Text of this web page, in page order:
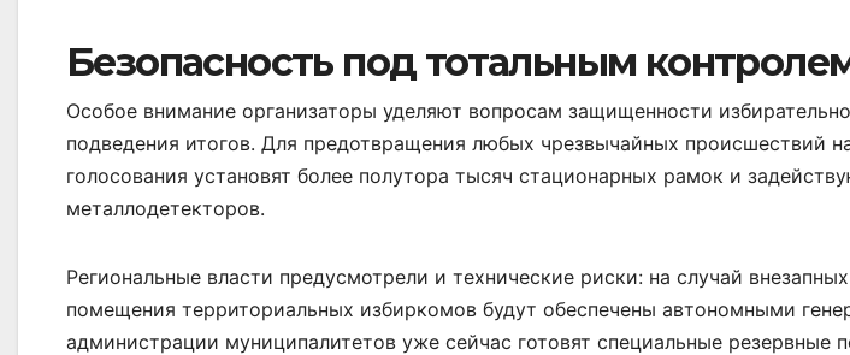
Безопасность под тотальным
Особое внимание организаторы уделяют вопросам защищенности
подведения итогов. Для предотвращения любых чрезвычайных происшествий
голосования установят более полутора тысяч стационарных рамок и
металлодетекторов.
Региональные власти предусмотрели и технические риски: на случай
помещения территориальных избиркомов будут обеспечены автономными
администрации муниципалитетов уже сейчас готовят специальные резервные